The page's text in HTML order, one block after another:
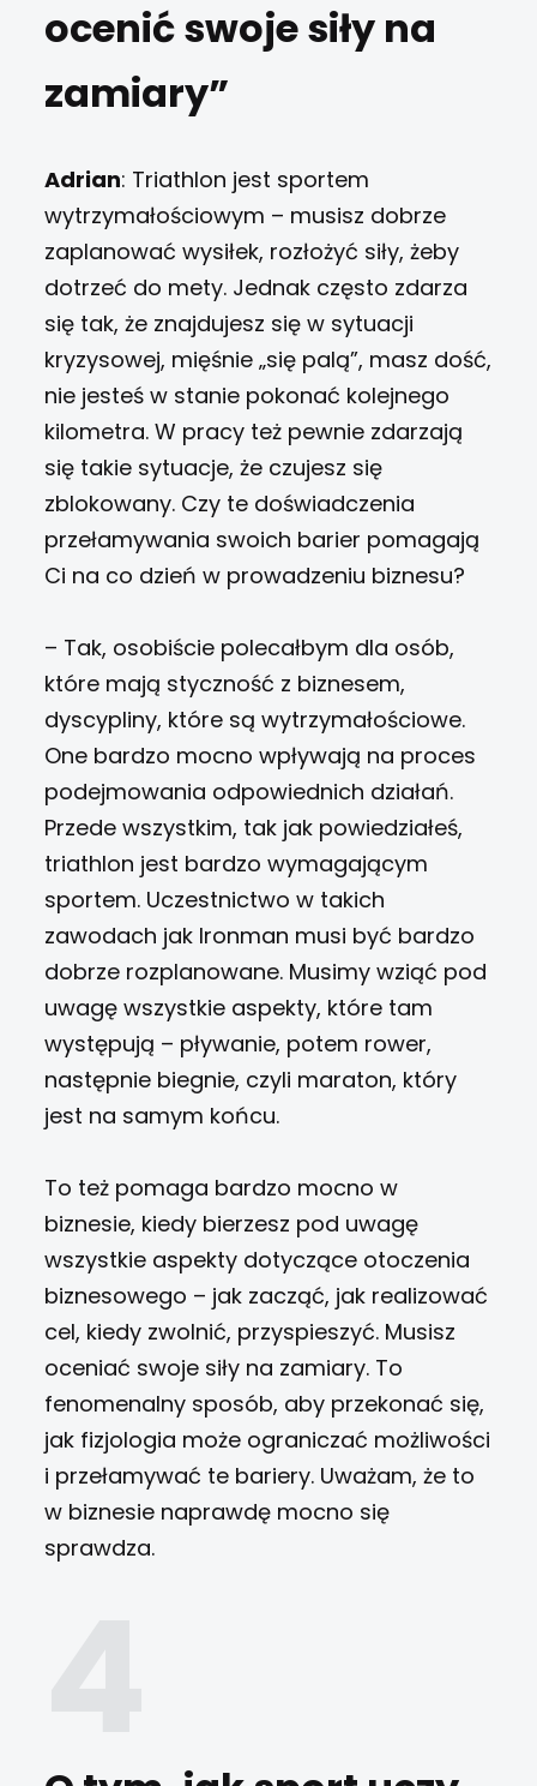
ocenić swoje siły na
zamiary”
Adrian: Triathlon jest sportem
wytrzymałościowym – musisz dobrze
zaplanować wysiłek, rozłożyć siły, żeby
dotrzeć do mety. Jednak często zdarza
się tak, że znajdujesz się w sytuacji
kryzysowej, mięśnie „się palą”, masz dość,
nie jesteś w stanie pokonać kolejnego
kilometra. W pracy też pewnie zdarzają
się takie sytuacje, że czujesz się
zblokowany. Czy te doświadczenia
przełamywania swoich barier pomagają
Ci na co dzień w prowadzeniu biznesu?
– Tak, osobiście polecałbym dla osób,
które mają styczność z biznesem,
dyscypliny, które są wytrzymałościowe.
One bardzo mocno wpływają na proces
podejmowania odpowiednich działań.
Przede wszystkim, tak jak powiedziałeś,
triathlon jest bardzo wymagającym
sportem. Uczestnictwo w takich
zawodach jak Ironman musi być bardzo
dobrze rozplanowane. Musimy wziąć pod
uwagę wszystkie aspekty, które tam
występują – pływanie, potem rower,
następnie biegnie, czyli maraton, który
jest na samym końcu.
To też pomaga bardzo mocno w
biznesie, kiedy bierzesz pod uwagę
wszystkie aspekty dotyczące otoczenia
biznesowego – jak zacząć, jak realizować
cel, kiedy zwolnić, przyspieszyć. Musisz
oceniać swoje siły na zamiary. To
fenomenalny sposób, aby przekonać się,
jak fizjologia może ograniczać możliwości
i przełamywać te bariery. Uważam, że to
w biznesie naprawdę mocno się
sprawdza.